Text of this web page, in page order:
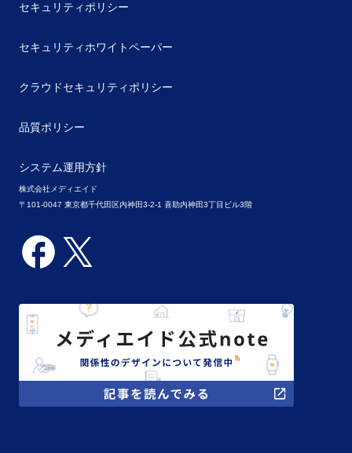
株式会社メディエイド
〒101-0047 東京都千代田区内神田3-2-1 喜助内神田3丁目ビル3階
セキュリティポリシー
セキュリティホワイトペーパー
クラウドセキュリティポリシー
品質ポリシー
システム運用方針